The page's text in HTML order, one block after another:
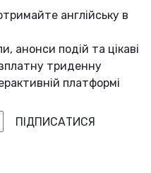
англійську в
анонси подій та цікаві
триденну
платформі
ПІДПИСАТИСЯ